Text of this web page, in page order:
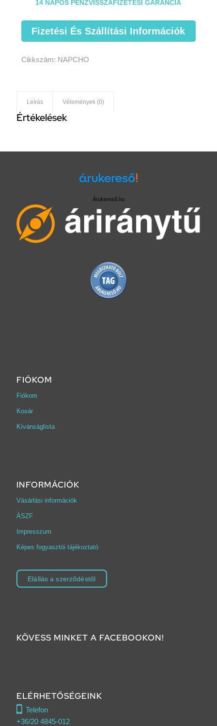
14 NAPOS PÉNZVISSZAFIZETÉSI GARANCIA
Fizetési És Szállítási Információk
Cikkszám: NAPCHO
Leírás Vélemények (0)
Értékelések
Árukereső.hu
FIÓKOM
Fiókom
Kosár
Kívánságlista
INFORMÁCIÓK
Vásárlási információk
ÁSZF
Impresszum
Képes fogyasztói tájékoztató
Elállás a szerződéstől
KÖVESS MINKET A FACEBOOKON!
ELÉRHETŐSÉGEINK
Telefon
+36/20 4845-012